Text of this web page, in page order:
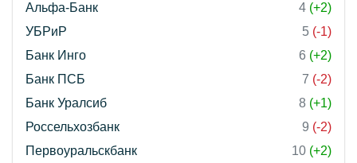
Альфа-Банк
4 (+2)
УБРиР
5 (-1)
Банк Инго
6 (+2)
Банк ПСБ
7 (-2)
Банк Уралсиб
8 (+1)
Россельхозбанк
9 (-2)
Первоуральскбанк
10 (+2)